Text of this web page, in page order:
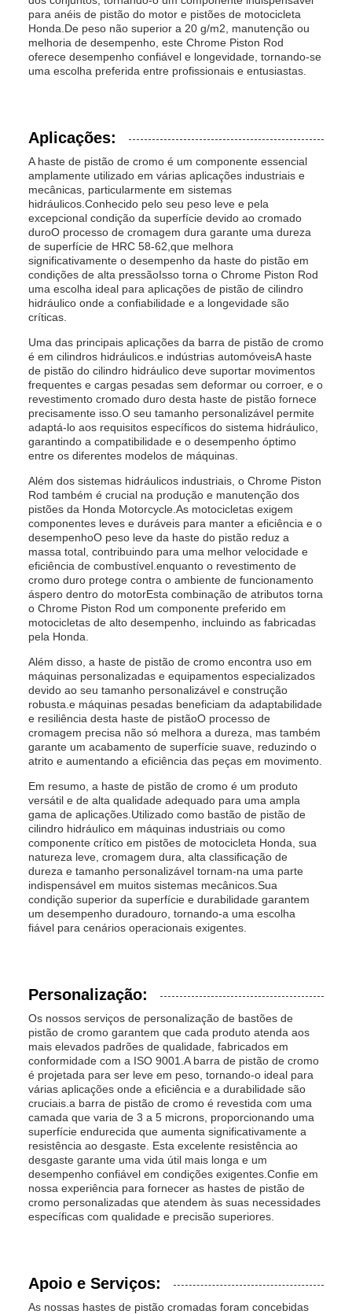
para anéis de pistão do motor e pistões de motocicleta
Honda.De peso não superior a 20 g/m2, manutenção ou
melhoria de desempenho, este Chrome Piston Rod
oferece desempenho confiável e longevidade, tornando-se
uma escolha preferida entre profissionais e entusiastas.
Aplicações:
A haste de pistão de cromo é um componente essencial
amplamente utilizado em várias aplicações industriais e
mecânicas, particularmente em sistemas
hidráulicos.Conhecido pelo seu peso leve e pela
excepcional condição da superfície devido ao cromado
duroO processo de cromagem dura garante uma dureza
de superfície de HRC 58-62,que melhora
significativamente o desempenho da haste do pistão em
condições de alta pressãoIsso torna o Chrome Piston Rod
uma escolha ideal para aplicações de pistão de cilindro
hidráulico onde a confiabilidade e a longevidade são
críticas.
Uma das principais aplicações da barra de pistão de cromo
é em cilindros hidráulicos.e indústrias automóveisA haste
de pistão do cilindro hidráulico deve suportar movimentos
frequentes e cargas pesadas sem deformar ou corroer, e o
revestimento cromado duro desta haste de pistão fornece
precisamente isso.O seu tamanho personalizável permite
adaptá-lo aos requisitos específicos do sistema hidráulico,
garantindo a compatibilidade e o desempenho óptimo
entre os diferentes modelos de máquinas.
Além dos sistemas hidráulicos industriais, o Chrome Piston
Rod também é crucial na produção e manutenção dos
pistões da Honda Motorcycle.As motocicletas exigem
componentes leves e duráveis para manter a eficiência e o
desempenhoO peso leve da haste do pistão reduz a
massa total, contribuindo para uma melhor velocidade e
eficiência de combustível.enquanto o revestimento de
cromo duro protege contra o ambiente de funcionamento
áspero dentro do motorEsta combinação de atributos torna
o Chrome Piston Rod um componente preferido em
motocicletas de alto desempenho, incluindo as fabricadas
pela Honda.
Além disso, a haste de pistão de cromo encontra uso em
máquinas personalizadas e equipamentos especializados
devido ao seu tamanho personalizável e construção
robusta.e máquinas pesadas beneficiam da adaptabilidade
e resiliência desta haste de pistãoO processo de
cromagem precisa não só melhora a dureza, mas também
garante um acabamento de superfície suave, reduzindo o
atrito e aumentando a eficiência das peças em movimento.
Em resumo, a haste de pistão de cromo é um produto
versátil e de alta qualidade adequado para uma ampla
gama de aplicações.Utilizado como bastão de pistão de
cilindro hidráulico em máquinas industriais ou como
componente crítico em pistões de motocicleta Honda, sua
natureza leve, cromagem dura, alta classificação de
dureza e tamanho personalizável tornam-na uma parte
indispensável em muitos sistemas mecânicos.Sua
condição superior da superfície e durabilidade garantem
um desempenho duradouro, tornando-a uma escolha
fiável para cenários operacionais exigentes.
Personalização:
Os nossos serviços de personalização de bastões de
pistão de cromo garantem que cada produto atenda aos
mais elevados padrões de qualidade, fabricados em
conformidade com a ISO 9001.A barra de pistão de cromo
é projetada para ser leve em peso, tornando-o ideal para
várias aplicações onde a eficiência e a durabilidade são
cruciais.a barra de pistão de cromo é revestida com uma
camada que varia de 3 a 5 microns, proporcionando uma
superfície endurecida que aumenta significativamente a
resistência ao desgaste. Esta excelente resistência ao
desgaste garante uma vida útil mais longa e um
desempenho confiável em condições exigentes.Confie em
nossa experiência para fornecer as hastes de pistão de
cromo personalizadas que atendem às suas necessidades
específicas com qualidade e precisão superiores.
Apoio e Serviços:
As nossas hastes de pistão cromadas foram concebidas